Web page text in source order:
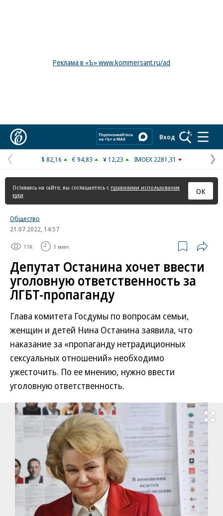
Реклама в «Ъ» www.kommersant.ru/ad
Вход
Предыдущая
страница
$ 82,16 € 94,83 ¥ 12,23 IMOEX 2281,31
Оставаясь на сайте, вы соглашаетесь с правилами использования
куки
ОК
Общество
21.07.2022, 14:57
11K 1 мин.
Депутат Останина хочет ввести
уголовную ответственность за
ЛГБТ-пропаганду
Глава комитета Госдумы по вопросам семьи,
женщин и детей Нина Останина заявила, что
наказание за «пропаганду нетрадиционных
сексуальных отношений» необходимо
ужесточить. По ее мнению, нужно ввести
уголовную ответственность.
Развернуть